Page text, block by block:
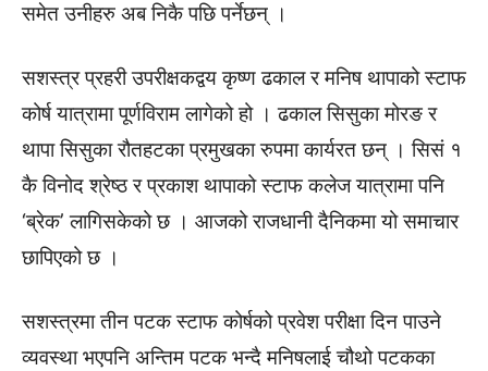
समेत उनीहरु अब निकै पछि पर्नेछन् ।
सशस्त्र प्रहरी उपरीक्षकद्वय कृष्ण ढकाल र मनिष थापाको स्टाफ
कोर्ष यात्रामा पूर्णविराम लागेको हो । ढकाल सिसुका मोरङ र
थापा सिसुका रौतहटका प्रमुखका रुपमा कार्यरत छन् । सिसं १
कै विनोद श्रेष्ठ र प्रकाश थापाको स्टाफ कलेज यात्रामा पनि
‘ब्रेक’ लागिसकेको छ । आजको राजधानी दैनिकमा यो समाचार
छापिएको छ ।
सशस्त्रमा तीन पटक स्टाफ कोर्षको प्रवेश परीक्षा दिन पाउने
व्यवस्था भएपनि अन्तिम पटक भन्दै मनिषलाई चौथो पटकका